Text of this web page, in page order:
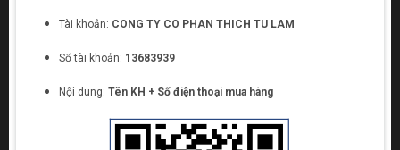
Tài khoản: CONG TY CO PHAN THICH TU LAM
Số tài khoản: 13683939
Nội dung: Tên KH + Số điện thoại mua hàng